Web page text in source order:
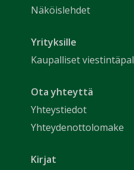
Näköislehdet
Yrityksille
Kaupalliset
Ota yhteyttä
Yhteystiedot
Yhteydenottolomake
Kirjat